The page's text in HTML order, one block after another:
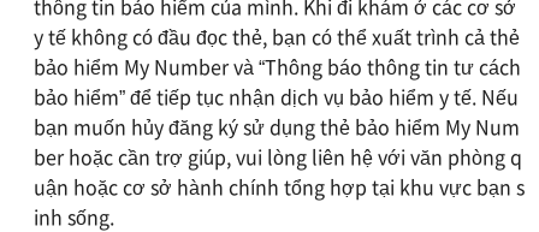
y tế không có đầu đọc thẻ, bạn có thể xuất trình cả thẻ
bảo hiểm My Number và “Thông báo thông tin tư cách
bảo hiểm” để tiếp tục nhận dịch vụ bảo hiểm y tế. Nếu
bạn muốn hủy đăng ký sử dụng thẻ bảo hiểm My Num
ber hoặc cần trợ giúp, vui lòng liên hệ với văn phòng q
uận hoặc cơ sở hành chính tổng hợp tại khu vực bạn s
inh sống.